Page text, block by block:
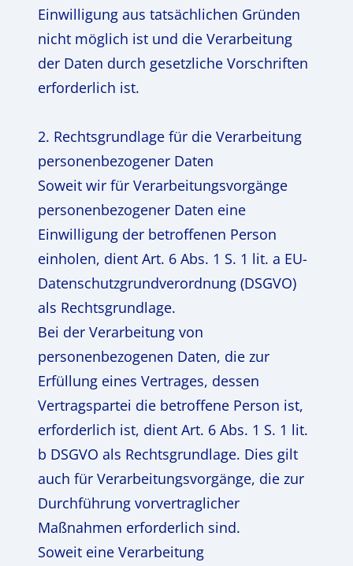
Einwilligung aus tatsächlichen Gründen
nicht möglich ist und die Verarbeitung
der Daten durch gesetzliche Vorschriften
erforderlich ist.
2. Rechtsgrundlage für die Verarbeitung
personenbezogener Daten
Soweit wir für Verarbeitungsvorgänge
personenbezogener Daten eine
Einwilligung der betroffenen Person
einholen, dient Art. 6 Abs. 1 S. 1 lit. a EU-
Datenschutzgrundverordnung (DSGVO)
als Rechtsgrundlage.
Bei der Verarbeitung von
personenbezogenen Daten, die zur
Erfüllung eines Vertrages, dessen
Vertragspartei die betroffene Person ist,
erforderlich ist, dient Art. 6 Abs. 1 S. 1 lit.
b DSGVO als Rechtsgrundlage. Dies gilt
auch für Verarbeitungsvorgänge, die zur
Durchführung vorvertraglicher
Maßnahmen erforderlich sind.
Soweit eine Verarbeitung